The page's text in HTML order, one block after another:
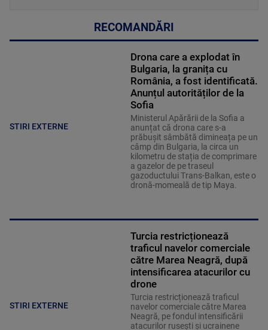
RECOMANDĂRI
STIRI EXTERNE
Drona care a explodat în
Bulgaria, la granița cu
România, a fost identificată.
Anunțul autorităților de la
Sofia
Ministerul Apărării de la Sofia a
anunțat că drona care s-a
prăbușit sâmbătă dimineața pe un
câmp din Bulgaria, la circa un
kilometru de stația de comprimare
a gazelor de pe traseul
gazoductului Trans-Balkan, este o
dronă-momeală de tip Maya.
STIRI EXTERNE
Turcia restricționează
traficul navelor comerciale
către Marea Neagră, după
intensificarea atacurilor cu
drone
Turcia restricționează traficul
navelor comerciale către Marea
Neagră, pe fondul intensificării
atacurilor rusești și ucrainene